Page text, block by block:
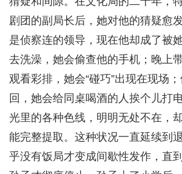
剧团的副局长后，她对他的猜疑愈
是侦察连的领导，现在他却成了被
去洗澡，她会偷查他的手机；晚上
观看彩排，她会“碰巧”出现在现场
回，她会给同桌喝酒的人挨个儿打
光里的各种色线，明明无处不在，
能完整提取。这种状况一直延续到
乎没有饭局才变成间歇性发作，直